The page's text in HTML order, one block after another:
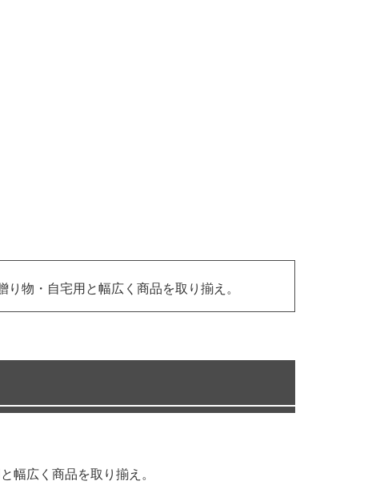
物・自宅用と幅広く商品を取り揃え。
幅広く商品を取り揃え。